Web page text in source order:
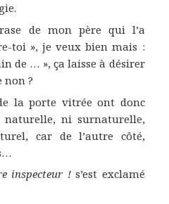
de mon père qui l’a
toi », je veux bien mais :
de … », ça laisse à désirer
non ?
la porte vitrée ont donc
naturelle, ni surnaturelle,
car de l’autre côté,
inspecteur !s’est exclamé